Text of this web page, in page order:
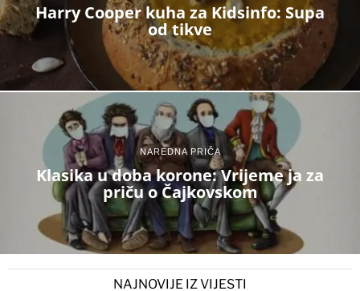
Harry Cooper kuha za Kidsinfo: Supa
od tikve
NAREDNA PRIČA
Klasika u doba korone: Vrijeme ja za
priču o Čajkovskom
NAJNOVIJE IZ VIJESTI